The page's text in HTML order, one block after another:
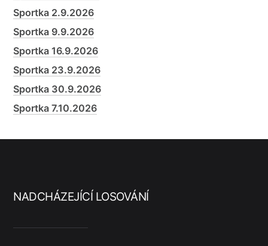
Sportka 2.9.2026
Sportka 9.9.2026
Sportka 16.9.2026
Sportka 23.9.2026
Sportka 30.9.2026
Sportka 7.10.2026
NADCHÁZEJÍCÍ LOSOVÁNÍ